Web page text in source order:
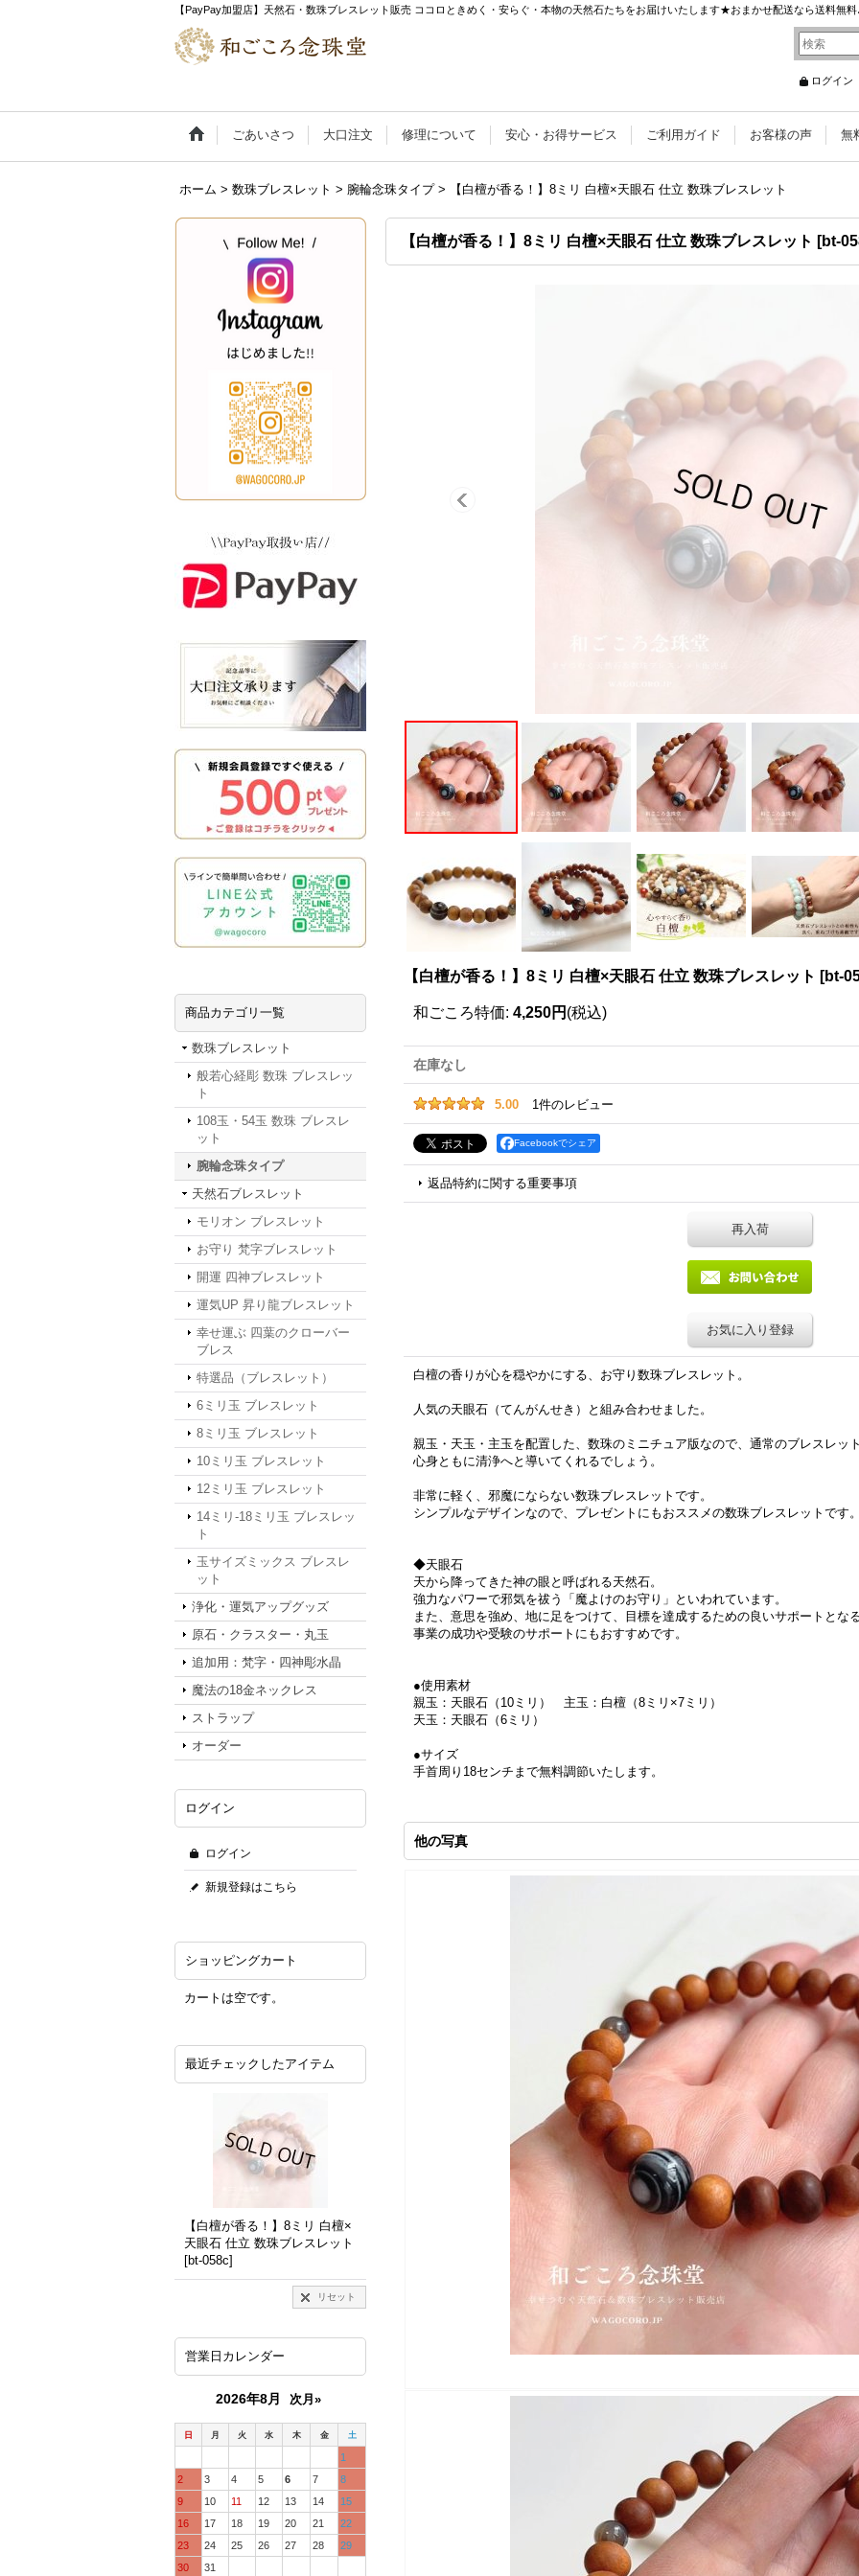
【PayPay加盟店】天然石・数珠ブレスレット販売 ココロときめく・安らぐ・本物の天然石たちをお届けいたします★おまかせ配送なら送料無料
ログイン
ごあいさつ 大口注文 修理について 安心・お得サービス ご利用ガイド お客様の声 無
ホーム > 数珠ブレスレット > 腕輪念珠タイプ > 【白檀が香る！】8ミリ 白檀×天眼石 仕立 数珠ブレスレット
商品カテゴリ一覧
数珠ブレスレット
般若心経彫 数珠 ブレスレッ
ト
108玉・54玉 数珠 ブレスレ
ット
腕輪念珠タイプ
天然石ブレスレット
モリオン ブレスレット
お守り 梵字ブレスレット
開運 四神ブレスレット
運気UP 昇り龍ブレスレット
幸せ運ぶ 四葉のクローバー
ブレス
特選品（ブレスレット）
6ミリ玉 ブレスレット
8ミリ玉 ブレスレット
10ミリ玉 ブレスレット
12ミリ玉 ブレスレット
14ミリ-18ミリ玉 ブレスレッ
ト
玉サイズミックス ブレスレ
ット
浄化・運気アップグッズ
原石・クラスター・丸玉
追加用：梵字・四神彫水晶
魔法の18金ネックレス
ストラップ
オーダー
ログイン
ログイン
新規登録はこちら
ショッピングカート
カートは空です。
最近チェックしたアイテム
【白檀が香る！】8ミリ 白檀×
天眼石 仕立 数珠ブレスレット
[bt-058c]
リセット
営業日カレンダー
2026年8月 次月»
日 月 火 水 木 金 土
1
2
3 4 5 6 7
8
9
10 11 12 13 14
15
16
17 18 19 20 21
22
23
24 25 26 27 28
29
30
31
【白檀が香る！】8ミリ 白檀×天眼石 仕立 数珠ブレスレット [bt-
【白檀が香る！】8ミリ 白檀×天眼石 仕立 数珠ブレスレット [bt-
和ごころ特価: 4,250円 (税込)
在庫なし
5.00 1件のレビュー
Facebookでシェア
返品特約に関する重要事項
再入荷
お気に入り登録
白檀の香りが心を穏やかにする、お守り数珠ブレスレット。
人気の天眼石（てんがんせき）と組み合わせました。
親玉・天玉・主玉を配置した、数珠のミニチュア版なので、通常のブレスレッ
心身ともに清浄へと導いてくれるでしょう。
非常に軽く、邪魔にならない数珠ブレスレットです。
シンプルなデザインなので、プレゼントにもおススメの数珠ブレスレットです。
◆天眼石
天から降ってきた神の眼と呼ばれる天然石。
強力なパワーで邪気を祓う「魔よけのお守り」といわれています。
また、意思を強め、地に足をつけて、目標を達成するための良いサポートとな
事業の成功や受験のサポートにもおすすめです。
●使用素材
親玉：天眼石（10ミリ） 主玉：白檀（8ミリ×7ミリ）
天玉：天眼石（6ミリ）
●サイズ
手首周り18センチまで無料調節いたします。
他の写真